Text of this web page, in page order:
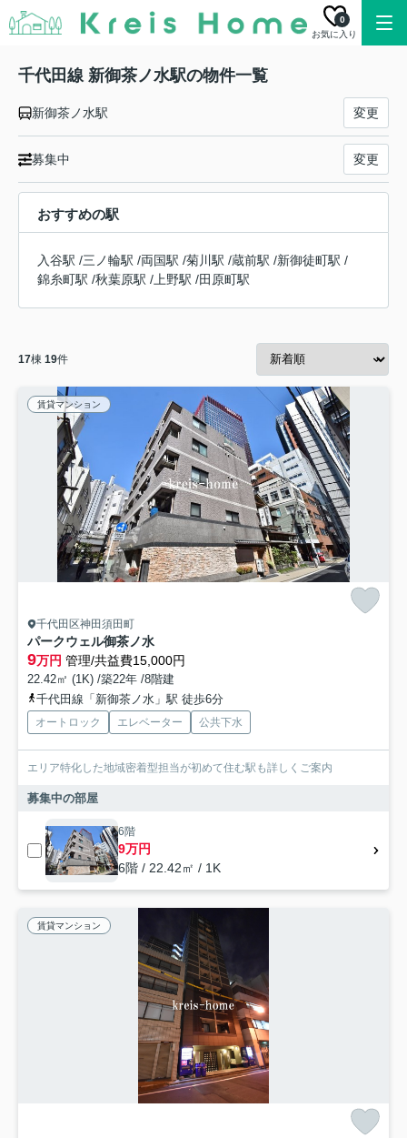
お気に入り
0
千代田線 新御茶ノ水駅の物件一覧
新御茶ノ水駅 変更
募集中 変更
おすすめの駅
入谷駅 /三ノ輪駅 /両国駅 /菊川駅 /蔵前駅 /新御徒町駅 /
錦糸町駅 /秋葉原駅 / 上野駅 /田原町駅
17棟 19件
賃貸マンション
千代田区神田須田町
パークウェル御茶ノ水
9万円 管理/共益費15,000円
22.42㎡ (1K) /築22年 /8階建
千代田線「新御茶ノ水」駅 徒歩6分
オートロック エレベーター 公共下水
エリア特化した地域密着型担当が初めて住む駅も詳しくご案内
募集中の部屋
6階
9万円
6階 / 22.42㎡ / 1K
賃貸マンション